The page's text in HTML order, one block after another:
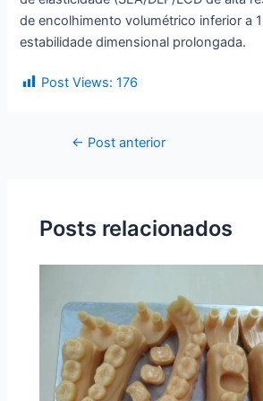
de encolhimento volumétrico inferior a
estabilidade dimensional prolongada.
Post Views: 176
← Post anterior
Posts relacionados